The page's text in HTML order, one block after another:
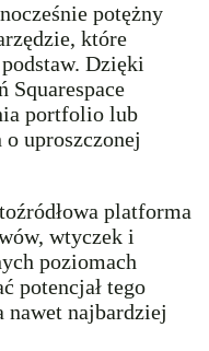
potężny
które
Dzięki
Squarespace
portfolio lub
uproszczonej
platforma
wtyczek i
poziomach
potencjał tego
nawet najbardziej